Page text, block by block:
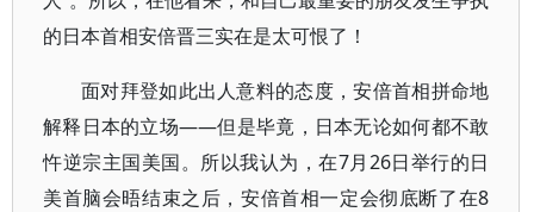
的日本首相安倍晋三实在是太可恨了！
面对拜登如此出人意料的态度，安倍首相拼命地
解释日本的立场——但是毕竟，日本无论如何都不敢
忤逆宗主国美国。所以我认为，在7月26日举行的日
美首脑会晤结束之后，安倍首相一定会彻底断了在8